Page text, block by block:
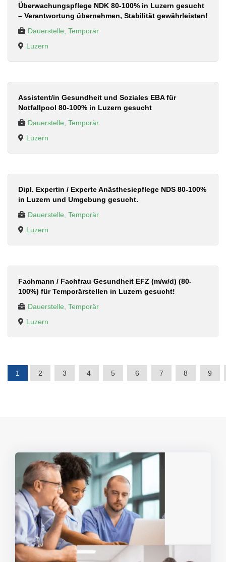
Überwachungspflege NDK 80-100% in Luzern gesucht
– Verantwortung übernehmen, Stabilität gewährleisten!
Dauerstelle, Temporär
Luzern
Assistent/in Gesundheit und Soziales EBA für
Notfallpool 80-100% in Luzern gesucht
Dauerstelle, Temporär
Luzern
Dipl. Expertin / Experte Anästhesiepflege NDS 80-100%
in Luzern und Umgebung gesucht.
Dauerstelle, Temporär
Luzern
Fachmann / Fachfrau Gesundheit EFZ (m/w/d) (80-
100%) für Temporärstellen in Luzern gesucht!
Dauerstelle, Temporär
Luzern
1 2 3 4 5 6 7 8 9